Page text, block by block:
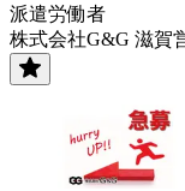
派遣労働者
株式会社G&G 滋賀